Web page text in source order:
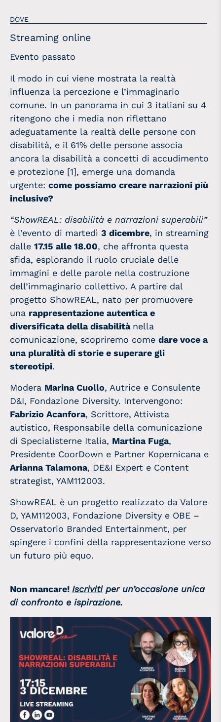
DOVE
Streaming online
Evento passato
Il modo in cui viene mostrata la realtà
influenza la percezione e l’immaginario
comune. In un panorama in cui 3 italiani su 4
ritengono che i media non riflettano
adeguatamente la realtà delle persone con
disabilità, e il 61% delle persone associa
ancora la disabilità a concetti di accudimento
e protezione [1], emerge una domanda
urgente: come possiamo creare narrazioni più
inclusive?
“ShowREAL: disabilità e narrazioni superabili”
è l’evento di martedì 3 dicembre, in streaming
dalle 17.15 alle 18.00, che affronta questa
sfida, esplorando il ruolo cruciale delle
immagini e delle parole nella costruzione
dell’immaginario collettivo. A partire dal
progetto ShowREAL, nato per promuovere
una rappresentazione autentica e
diversificata della disabilità nella
comunicazione, scopriremo come dare voce a
una pluralità di storie e superare gli
stereotipi.
Modera Marina Cuollo, Autrice e Consulente
D&I, Fondazione Diversity. Intervengono:
Fabrizio Acanfora, Scrittore, Attivista
autistico, Responsabile della comunicazione
di Specialisterne Italia, Martina Fuga,
Presidente CoorDown e Partner Kopernicana e
Arianna Talamona, DE&I Expert e Content
strategist, YAM112003.
ShowREAL è un progetto realizzato da Valore
D, YAM112003, Fondazione Diversity e OBE –
Osservatorio Branded Entertainment, per
spingere i confini della rappresentazione verso
un futuro più equo.
Non mancare! Iscrivitiper un’occasione unica
di confronto e ispirazione.